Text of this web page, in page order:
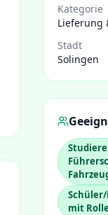
Kategorie
Lieferung
Stadt
Solingen
Schüler/
mit